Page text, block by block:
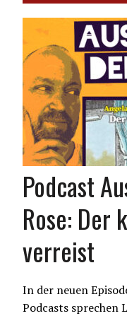
Podcast
Rose: Der
verreist
In der neuen
Podcasts sprechen